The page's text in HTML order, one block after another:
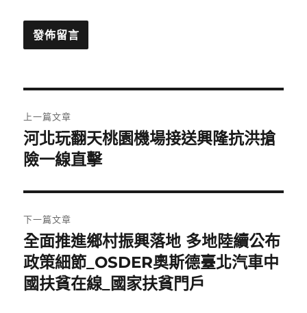
章
導
覽
上一篇文章
上
一
文
章:
河北玩翻天桃園機場接送興隆抗洪搶
險一線直擊
下一篇文章
下
一
篇
全面推進鄉村振興落地 多地陸續公布
政策細節_OSDER奧斯德臺北汽車中
國扶貧在線_國家扶貧門戶